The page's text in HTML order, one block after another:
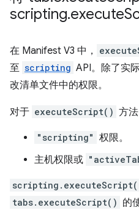
scripting.execute
在 Manifest V3 中，
至 scripting API。除了实
改清单文件中的权限。
对于 executeScript() 方
"scripting" 权限。
主机权限或
tabs.executeScript() 的